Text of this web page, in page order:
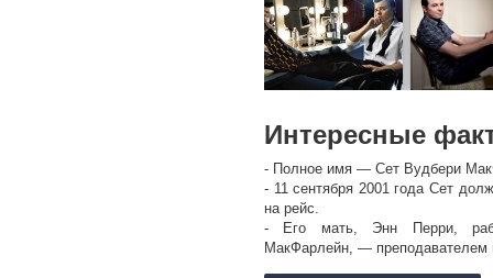
Интересные
- Полное имя — Сет Вудбери
- 11 сентября 2001 года Сет
на рейс.
- Его мать, Энн Перри,
МакФарлейн, — преподавателем